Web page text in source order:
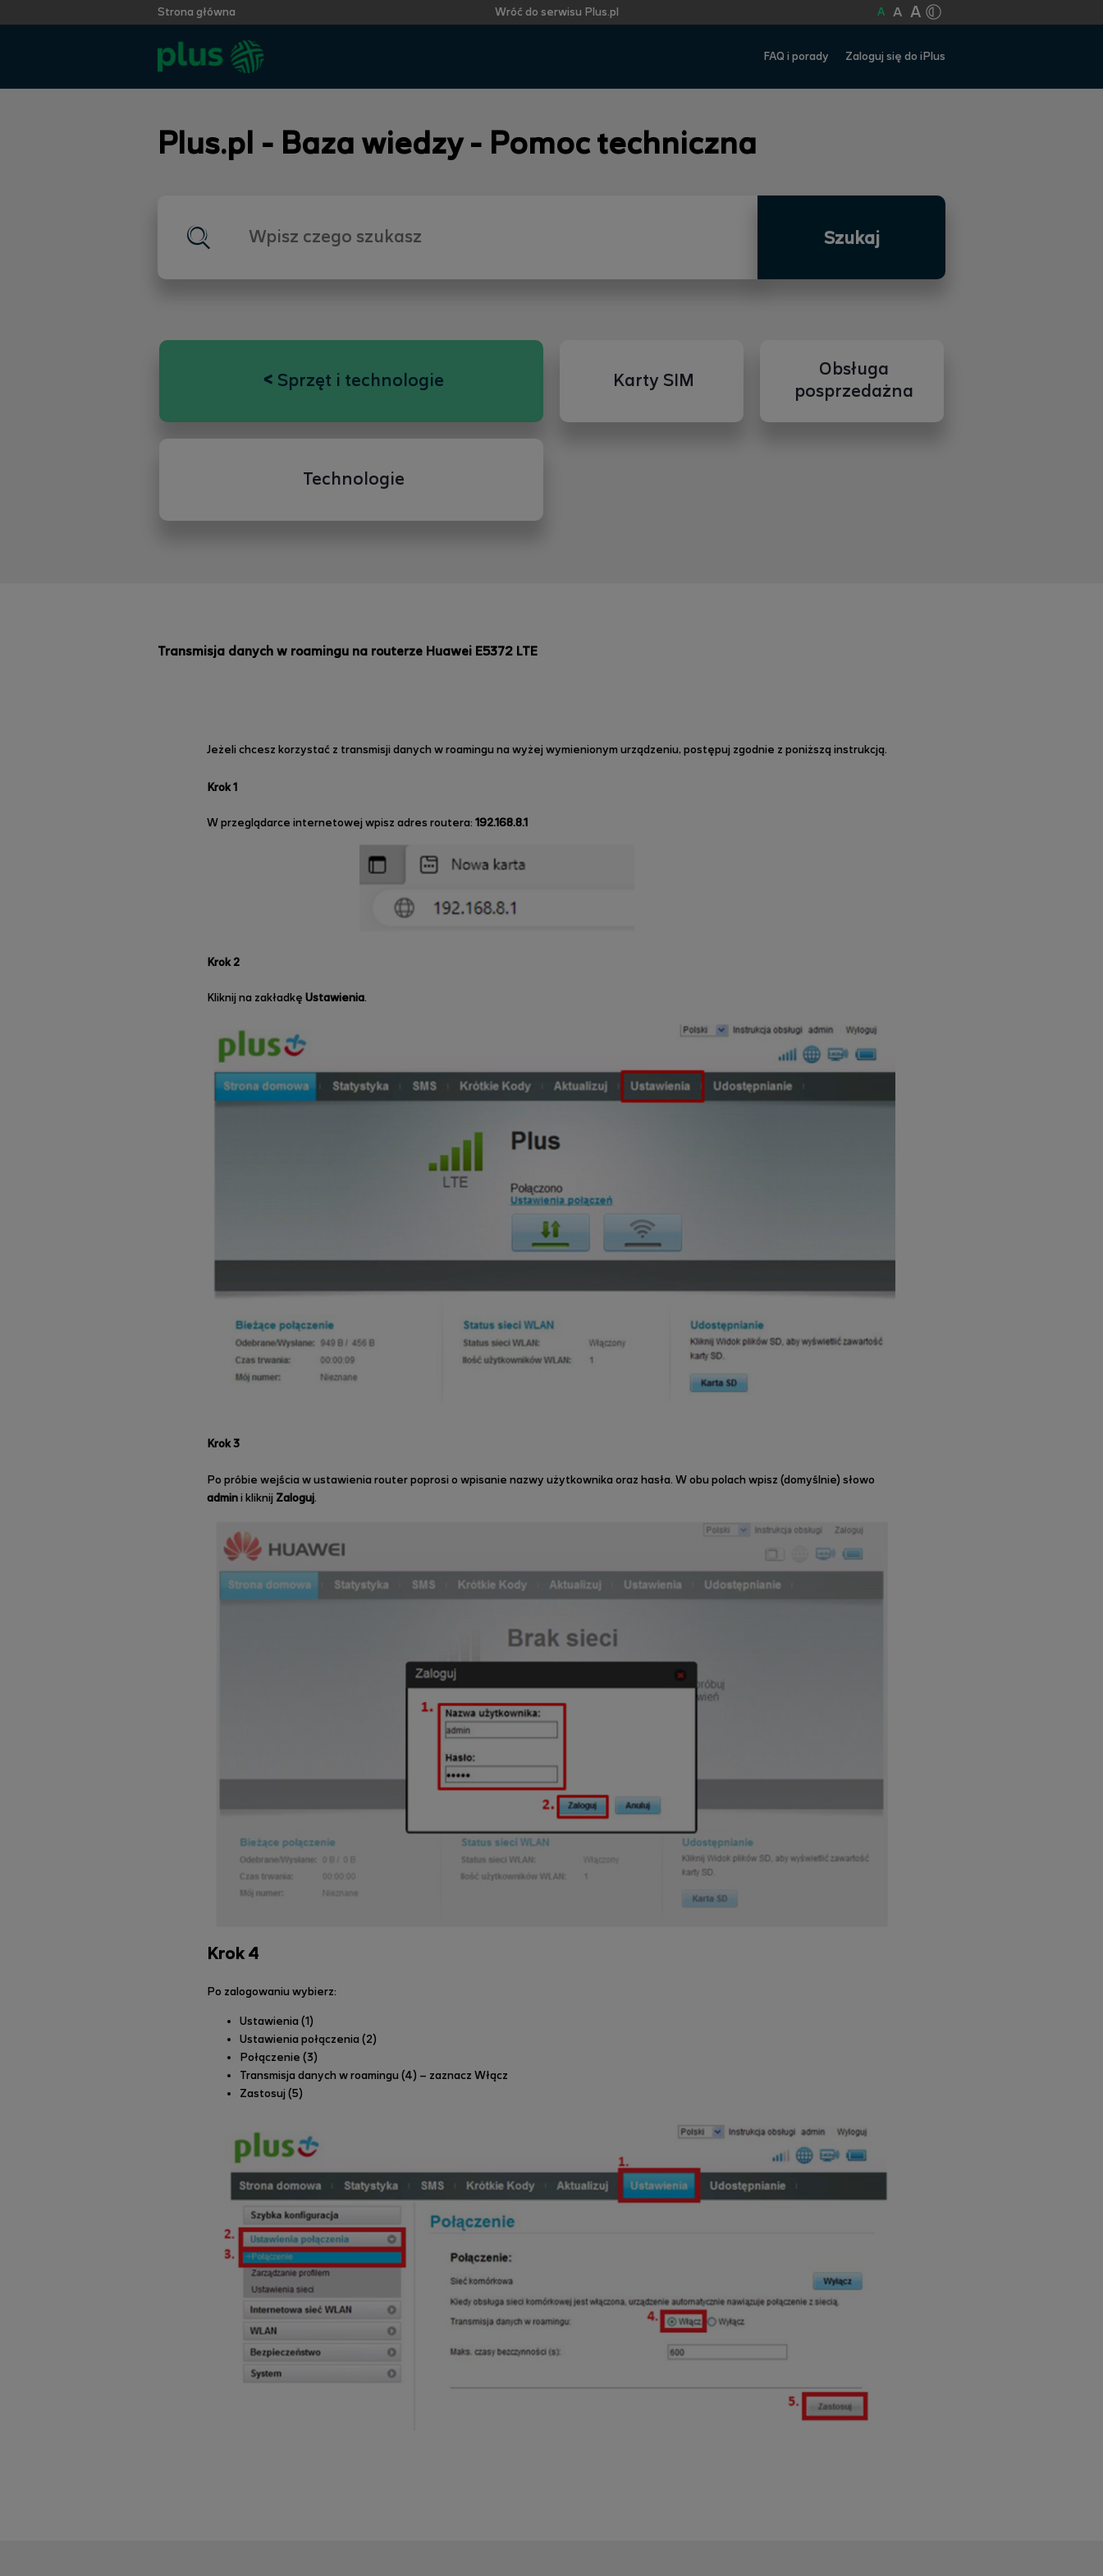
Strona główna Wróć do serwisu Plus.pl A A A
FAQ i porady Zaloguj się do iPlus
Plus.pl - Baza wiedzy - Pomoc techniczna
Szukaj
< Sprzęt i technologie Karty SIM
Obsługa
posprzedażna
Technologie
Transmisja danych w roamingu na routerze Huawei E5372 LTE
Jeżeli chcesz korzystać z transmisji danych w roamingu na wyżej wymienionym urządzeniu, postępuj zgodnie z poniższą instrukcją.
Krok 1
W przeglądarce internetowej wpisz adres routera: 192.168.8.1
Krok 2
Kliknij na zakładkę Ustawienia.
Krok 3
Po próbie wejścia w ustawienia router poprosi o wpisanie nazwy użytkownika oraz hasła. W obu polach wpisz (domyślnie) słowo
admini kliknij Zaloguj.
Krok 4
Po zalogowaniu wybierz:
Ustawienia (1)
Ustawienia połączenia (2)
Połączenie (3)
Transmisja danych w roamingu (4) – zaznacz Włącz
Zastosuj (5)